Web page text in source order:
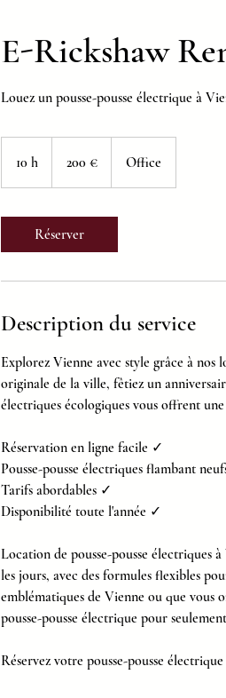
E-Rickshaw
Louez un pousse-pousse électrique à
10 h
0
200 € Office
Réserver
Description du service
Explorez Vienne avec style grâce à nos
originale de la ville, fêtiez un
électriques écologiques vous offrent
Réservation en ligne facile ✓
Pousse-pousse électriques flambant
Tarifs abordables ✓
Disponibilité toute l'année ✓
Location de pousse-pousse électriques
les jours, avec des formules flexibles
emblématiques de Vienne ou que vous
pousse-pousse électrique pour
Réservez votre pousse-pousse